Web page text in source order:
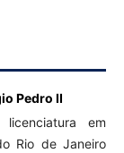
Pedro II
em
Rio de Janeiro